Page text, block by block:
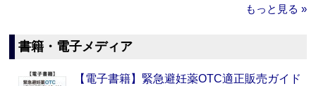
もっと見る »
書籍・電子メディア
【電子書籍】緊急避妊薬OTC適正販売ガイド